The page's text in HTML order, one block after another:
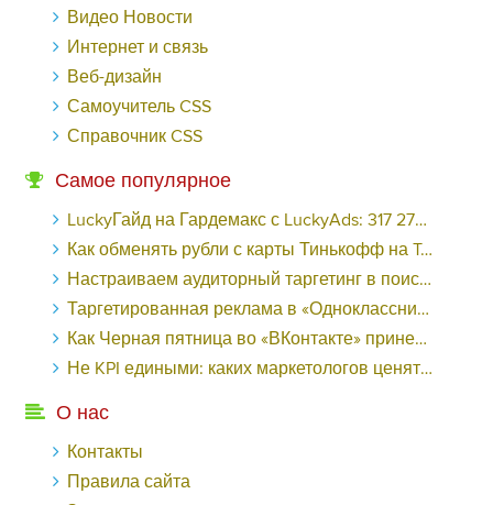
Видео Новости
Интернет и связь
Веб-дизайн
Самоучитель CSS
Справочник CSS
Самое популярное
LuckyГайд на Гардемакс с LuckyAds: 317 279 рублей за 10 дней - «Надо знать»
Как обменять рубли с карты Тинькофф на Tether ERC20 (USDT)?
Настраиваем аудиторный таргетинг в поисковой кампании Google Ads - «Заработок»
Таргетированная реклама в «Одноклассниках»: как ее настроить и нужно ли - «Заработок»
Как Черная пятница во «ВКонтакте» принесла магазину подарков 221 продажу по цене 38 рублей - «Заработок»
Не KPI едиными: каких маркетологов ценят - «Заработок»
О нас
Контакты
Правила сайта